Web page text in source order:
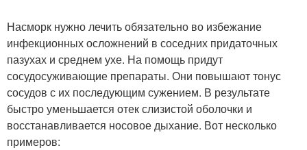
Насморк нужно лечить обязательно во избежание
инфекционных осложнений в соседних придаточных
пазухах и среднем ухе. На помощь придут
сосудосуживающие препараты. Они повышают тонус
сосудов с их последующим сужением. В результате
быстро уменьшается отек слизистой оболочки и
восстанавливается носовое дыхание. Вот несколько
примеров: